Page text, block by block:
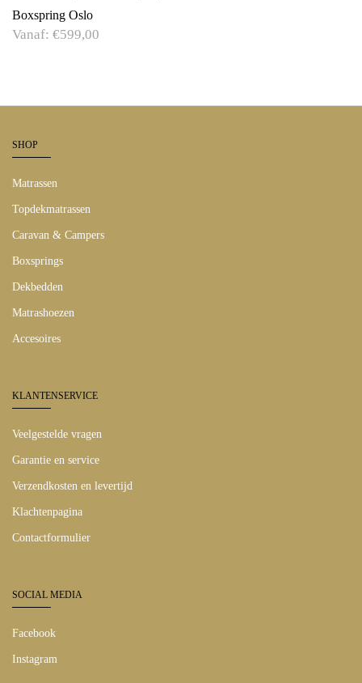
Boxspring Oslo
Vanaf: €599,00
SHOP
Matrassen
Topdekmatrassen
Caravan & Campers
Boxsprings
Dekbedden
Matrashoezen
Accesoires
KLANTENSERVICE
Veelgestelde vragen
Garantie en service
Verzendkosten en levertijd
Klachtenpagina
Contactformulier
SOCIAL MEDIA
Facebook
Instagram